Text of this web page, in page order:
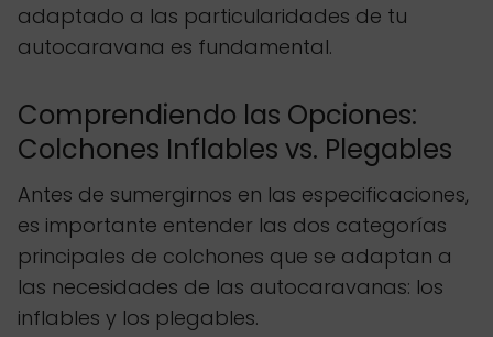
adaptado a las particularidades de tu
autocaravana es fundamental.
Comprendiendo las Opciones:
Colchones Inflables vs. Plegables
Antes de sumergirnos en las especificaciones,
es importante entender las dos categorías
principales de colchones que se adaptan a
las necesidades de las autocaravanas: los
inflables y los plegables.